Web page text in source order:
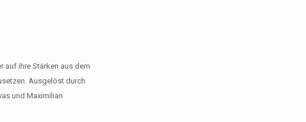
auf ihre Stärken aus dem
Ausgelöst durch
und Maximilian